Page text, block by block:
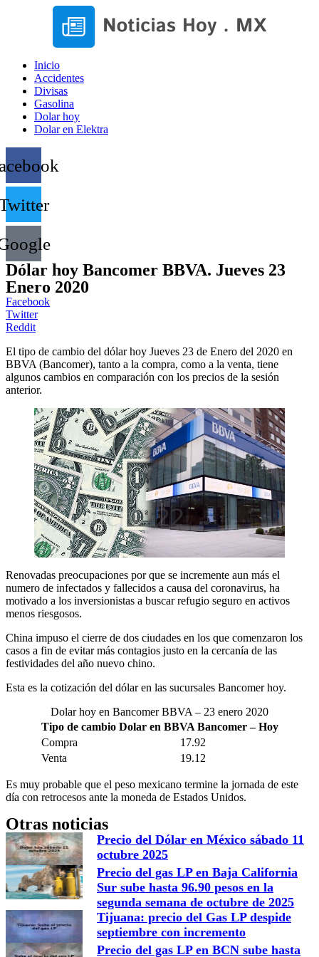
Inicio
Accidentes
Divisas
Gasolina
Dolar hoy
Dolar en Elektra
Dólar hoy Bancomer BBVA. Jueves 23
Enero 2020
Facebook
Twitter
Reddit
El tipo de cambio del dólar hoy Jueves 23 de Enero del 2020 en
BBVA (Bancomer), tanto a la compra, como a la venta, tiene
algunos cambios en comparación con los precios de la sesión
anterior.
Renovadas preocupaciones por que se incremente aun más el
numero de infectados y fallecidos a causa del coronavirus, ha
motivado a los inversionistas a buscar refugio seguro en activos
menos riesgosos.
China impuso el cierre de dos ciudades en los que comenzaron los
casos a fin de evitar más contagios justo en la cercanía de las
festividades del año nuevo chino.
Esta es la cotización del dólar en las sucursales Bancomer hoy.
Dolar hoy en Bancomer BBVA – 23 enero 2020
Tipo de cambio Dolar en BBVA Bancomer – Hoy
Compra
17.92
Venta
19.12
Es muy probable que el peso mexicano termine la jornada de este
día con retrocesos ante la moneda de Estados Unidos.
Otras noticias
Precio del Dólar en México sábado 11
octubre 2025
Precio del gas LP en Baja California
Sur sube hasta 96.90 pesos en la
segunda semana de octubre de 2025
Tijuana: precio del Gas LP despide
septiembre con incremento
Precio del gas LP en BCN sube hasta